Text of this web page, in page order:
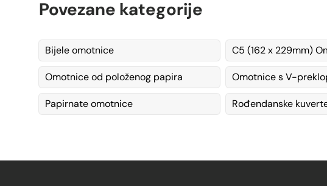
Povezane kategorije
Bijele omotnice C5 (162 x 229mm)
Omotnice od položenog papira Omotnice s V-
Papirnate omotnice Rođendanske